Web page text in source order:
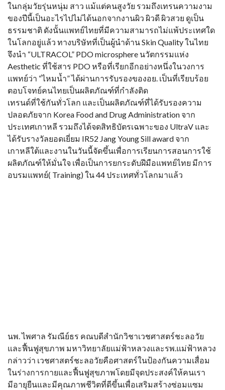
ในกลุ่มวัยรุ่นหนุ่ม สาว แม้แต่คนสูงวัย รวมถึงเทรนความงาม
ของปีนี้เป็นอะไรไปไม่ได้นอกจากงานผิว ผิวดี ผิวสวย ดูเป็น
ธรรมชาติ ดังนั้นแพทย์ไทยที่มีความสามารถไม่แพ้ประเทศใด
ในโลกอยู่แล้ว ทางบริษัทที่เป็นผู้นำด้าน Skin Quality ในไทย
จึงนำ “ULTRACOL” PDO microsphere นวัตกรรมแห่ง
Aesthetic ที่ใช้สาร PDO หรือที่เรียกอีกอย่างหนึ่งในวงการ
แพทย์ว่า “ไหมน้ำ” ได้ผ่านการรับรองของอย. เป็นที่เรียบร้อย
ตอบโจทย์คนไทยเป็นผลิตภัณฑ์ที่กำลังติด
เทรนด์ที่ใช้กันทั่วโลก และเป็นผลิตภัณฑ์ที่ได้รับรองความ
ปลอดภัยจาก Korea Food and Drug Administration จาก
ประเทศเกาหลี รวมถึงได้จดสิทธิบัตรเฉพาะของ UltraV และ
ได้รับรางวัลยอดเยี่ยม IR52 Jang Young Sill award จาก
เกาหลีใต้และงานในวันนี้จัดขึ้นเพื่อการเรียนการสอนการใช้
ผลิตภัณฑ์ให้มั่นใจ เพื่อเป็นการยกระดับฝีมือแพทย์ไทย มีการ
อบรมแพทย์( Training) ใน 44 ประเทศทั่วโลกมาแล้ว
นพ. ไพศาล รัมณีย์ธร คณบดีสำนักวิชาเวชศาสตร์ชะลอวัย
และฟื้นฟูสุขภาพ มหาวิทยาลัยแม่ฟ้าหลวงและรพ.แม่ฟ้าหลวง
กล่าวว่า เวชศาสตร์ชะลอวัยคือศาสตร์ในป้องกันความเสื่อม
ในร่างการกายและฟื้นฟูสุขภาพโดยมีจุดประสงค์ให้คนเรา
มีอายุยืนและมีคุณภาพชีวิตที่ดีขึ้นเพื่อเสริมสร้างซ่อมแซม